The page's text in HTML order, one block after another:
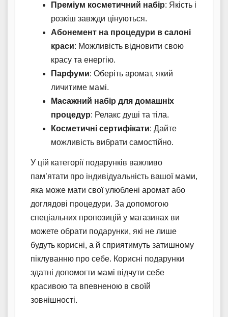
Преміум косметичний набір: Якість і
розкіш завжди цінуються.
Абонемент на процедури в салоні
краси: Можливість відновити свою
красу та енергію.
Парфуми: Оберіть аромат, який
личитиме мамі.
Масажний набір для домашніх
процедур: Релакс душі та тіла.
Косметичні сертифікати: Дайте
можливість вибрати самостійно.
У цій категорії подарунків важливо
пам’ятати про індивідуальність вашої мами,
яка може мати свої улюблені аромат або
доглядові процедури. За допомогою
спеціальних пропозицій у магазинах ви
можете обрати подарунки, які не лише
будуть корисні, а й сприятимуть затишному
піклуванню про себе. Корисні подарунки
здатні допомогти мамі відчути себе
красивою та впевненою в своїй
зовнішності.